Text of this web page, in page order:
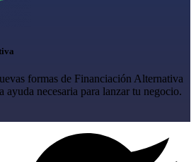
formas de Financiación Alternativa
ayuda necesaria para lanzar tu negocio.